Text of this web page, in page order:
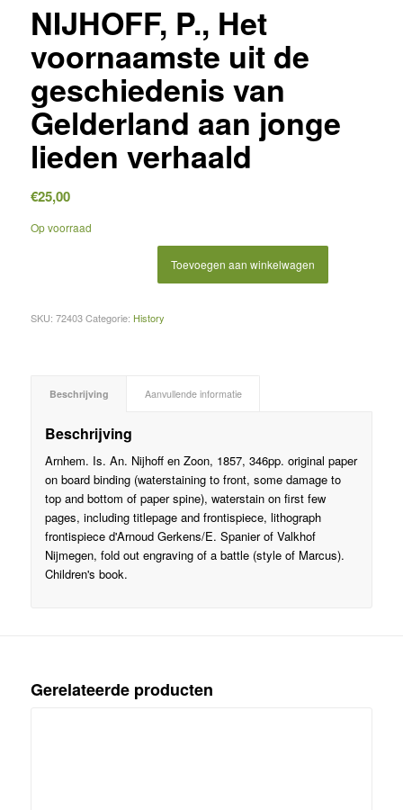
NIJHOFF, P., Het
voornaamste uit de
geschiedenis van
Gelderland aan jonge
lieden verhaald
€25,00
Op voorraad
Toevoegen aan winkelwagen
SKU: 72403 Categorie: History
Beschrijving Aanvullende informatie
Beschrijving
Arnhem. Is. An. Nijhoff en Zoon, 1857, 346pp. original paper
on board binding (waterstaining to front, some damage to
top and bottom of paper spine), waterstain on first few
pages, including titlepage and frontispiece, lithograph
frontispiece d'Arnoud Gerkens/E. Spanier of Valkhof
Nijmegen, fold out engraving of a battle (style of Marcus).
Children's book.
Gerelateerde producten